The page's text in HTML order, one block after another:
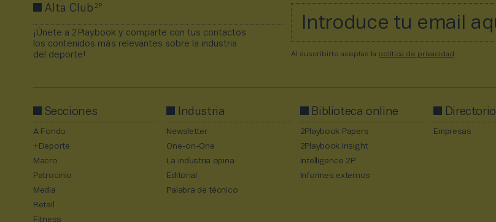
Alta Club2P
¡Únete a 2Playbook y comparte con tus contactos
los contenidos más relevantes sobre la industria
del deporte!
Al suscribirte aceptas la política de privacidad
Secciones
A Fondo
+Deporte
Macro
Patrocinio
Media
Retail
Fitness
Industria
Newsletter
One-on-One
La industria opina
Editorial
Palabra de técnico
Biblioteca online
2Playbook Papers
2Playbook Insight
Intelligence 2P
Informes externos
Directorio
Empresas